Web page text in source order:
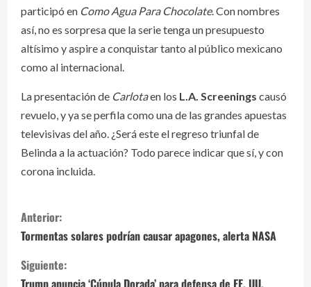
participó en Como Agua Para Chocolate. Con nombres
así, no es sorpresa que la serie tenga un presupuesto
altísimo y aspire a conquistar tanto al público mexicano
como al internacional.
La presentación de Carlotaen los L.A. Screenings causó
revuelo, y ya se perfila como una de las grandes apuestas
televisivas del año. ¿Será este el regreso triunfal de
Belinda a la actuación? Todo parece indicar que sí, y con
corona incluida.
S
i
g
Anterior:
Tormentas solares podrían causar apagones, alerta NASA
Siguiente: